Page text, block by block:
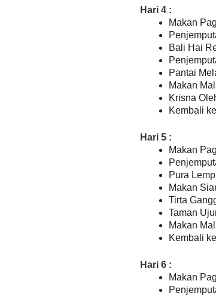
Hari 4 :
Makan
Bali Hai
Pantai
Makan
Krisna
Kembali
Hari 5 :
Makan
Pura
Makan
Tirta
Taman
Makan
Kembali
Hari 6 :
Makan